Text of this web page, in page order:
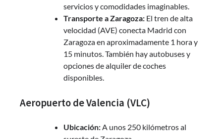
servicios y comodidades imaginables.
Transporte a Zaragoza: El tren de alta
velocidad (AVE) conecta Madrid con
Zaragoza en aproximadamente 1 hora y
15 minutos. También hay autobuses y
opciones de alquiler de coches
disponibles.
Aeropuerto de Valencia (VLC)
Ubicación:A unos 250 kilómetros al